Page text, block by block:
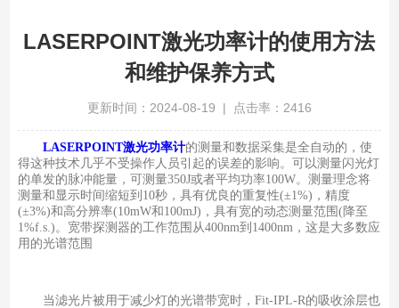
LASERPOINT激光功率计的使用方法
和维护保养方式
更新时间：2024-08-19 | 点击率：2416
LASERPOINT激光功率计的测量和数据采集是全自动的，使
得这种技术几乎不受操作人员引起的误差的影响。可以测量闪光灯
的单发的脉冲能量，可测量350J或者平均功率100W。测量理念将
测量和显示时间缩短到10秒，具有优良的重复性(±1%)，精度
(±3%)和高分辨率(10mW和100mJ)，具有宽的动态测量范围(降至
1%f.s.)。宽带探测器的工作范围从400nm到1400nm，这是大多数应
用的光谱范围
当滤光片被用于减少灯的光谱带宽时，Fit-IPL-R的吸收涂层也